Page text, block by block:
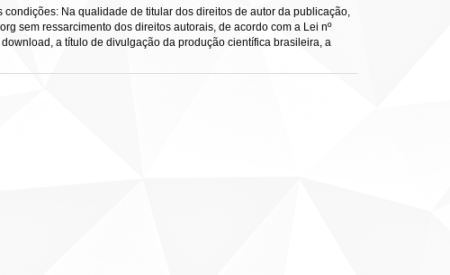
Na qualidade de titular dos direitos de autor da publicação,
sem ressarcimento dos direitos autorais, de acordo com a Lei nº
a título de divulgação da produção científica brasileira, a